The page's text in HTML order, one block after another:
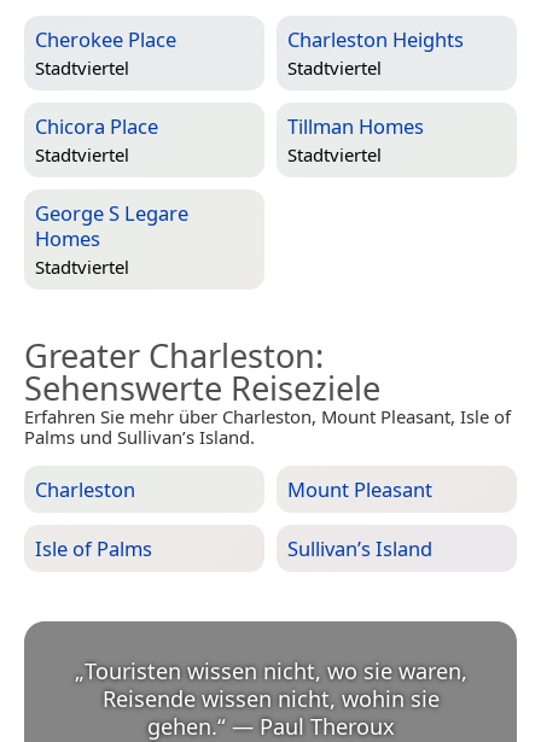
Cherokee Place
Stadtviertel
Charleston Heights
Stadtviertel
Chicora Place
Stadtviertel
Tillman Homes
Stadtviertel
George S Legare
Homes
Stadtviertel
Greater Charleston:
Sehenswerte Reiseziele
Erfahren Sie mehr über Charleston, Mount Pleasant, Isle of
Palms und Sullivan’s Island.
Charleston Mount Pleasant
Isle of Palms Sullivan’s Island
„Touristen wissen nicht, wo sie waren,
Reisende wissen nicht, wohin sie
gehen.“ — Paul Theroux